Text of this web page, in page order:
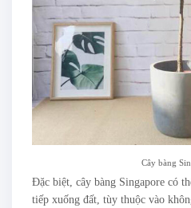
Cây bàng
Đặc biệt, cây bàng Singapore có
tiếp xuống đất, tùy thuộc vào